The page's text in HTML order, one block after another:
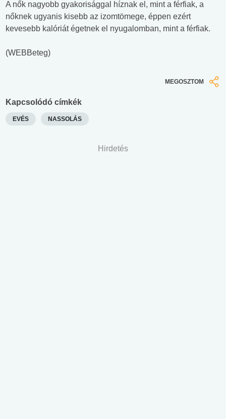
A nők nagyobb gyakorisággal híznak el, mint a férfiak, a
nőknek ugyanis kisebb az izomtömege, éppen ezért
kevesebb kalóriát égetnek el nyugalomban, mint a férfiak.
(WEBBeteg)
MEGOSZTOM
Kapcsolódó címkék
EVÉS NASSOLÁS
Hirdetés